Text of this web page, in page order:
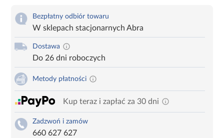
Bezpłatny odbiór towaru
W sklepach stacjonarnych Abra
Dostawa
Do 26 dni roboczych
Metody płatności
Kup teraz i zapłać za 30 dni
Zadzwoń i zamów
660 627 627